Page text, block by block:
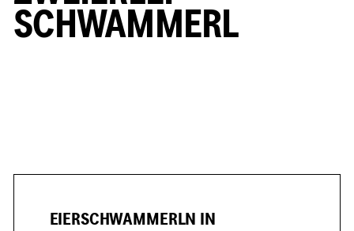
SCHWAMMERL
EIERSCHWAMMERLN IN